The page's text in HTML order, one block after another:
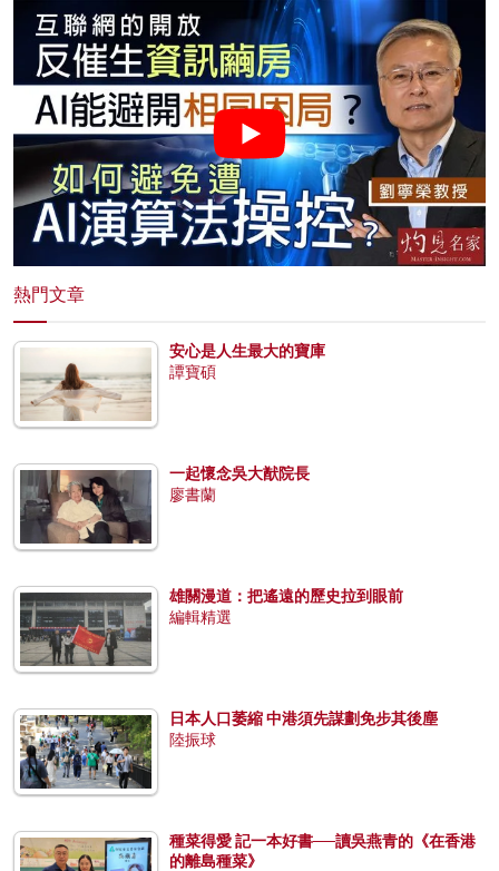
熱門文章
安心是人生最大的寶庫
譚寶碩
一起懷念吳大猷院長
廖書蘭
雄關漫道：把遙遠的歷史拉到眼前
編輯精選
日本人口萎縮 中港須先謀劃免步其後塵
陸振球
種菜得愛 記一本好書──讀吳燕青的《在香港
的離島種菜》